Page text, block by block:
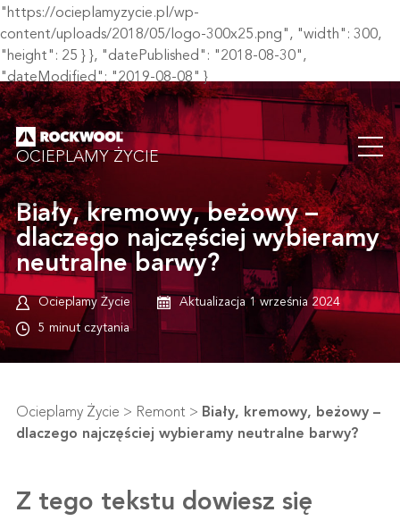
"https://ocieplamyzycie.pl/wp-
content/uploads/2018/05/logo-300x25.png", "width": 300,
"height": 25 } }, "datePublished": "2018-08-30",
"dateModified": "2019-08-08" }
OCIEPLAMY ŻYCIE
Biały, kremowy, beżowy –
dlaczego najczęściej wybieramy
neutralne barwy?
Ocieplamy Życie Aktualizacja 1 września 2024
5 minut czytania
Ocieplamy Życie > Remont > Biały, kremowy, beżowy –
dlaczego najczęściej wybieramy neutralne barwy?
Z tego tekstu dowiesz się